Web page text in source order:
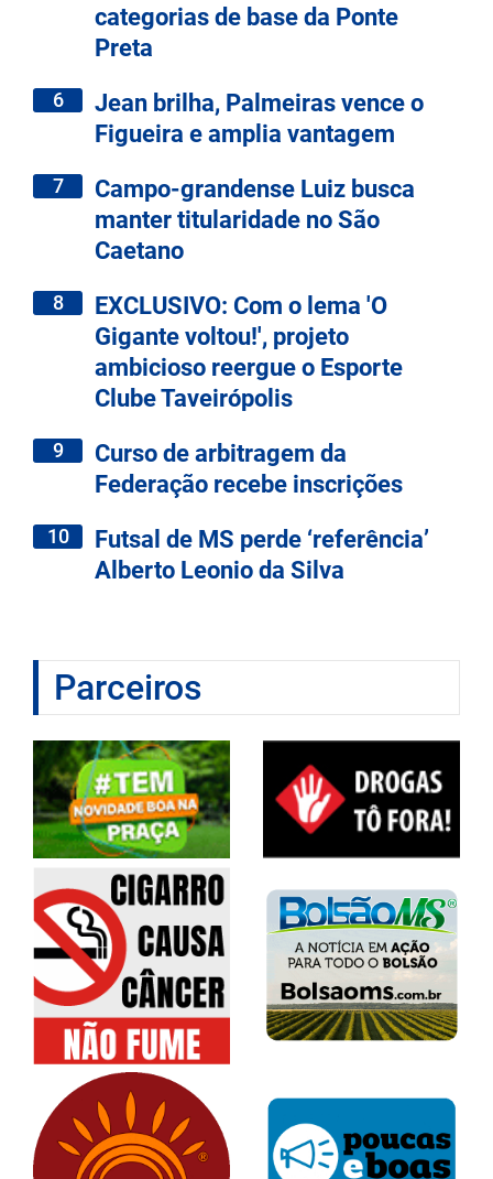
categorias de base da Ponte
Preta
6
Jean brilha, Palmeiras vence o
Figueira e amplia vantagem
7
Campo-grandense Luiz busca
manter titularidade no São
Caetano
8
EXCLUSIVO: Com o lema 'O
Gigante voltou!', projeto
ambicioso reergue o Esporte
Clube Taveirópolis
9
Curso de arbitragem da
Federação recebe inscrições
10
Futsal de MS perde ‘referência’
Alberto Leonio da Silva
Parceiros